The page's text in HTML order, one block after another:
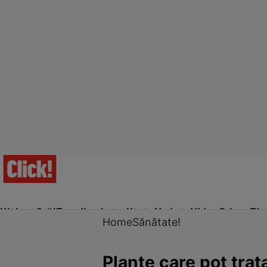
Ultima Oră!Trending Actualitate Vedete Video Prime Time
HomeSănătate!
Plante care pot